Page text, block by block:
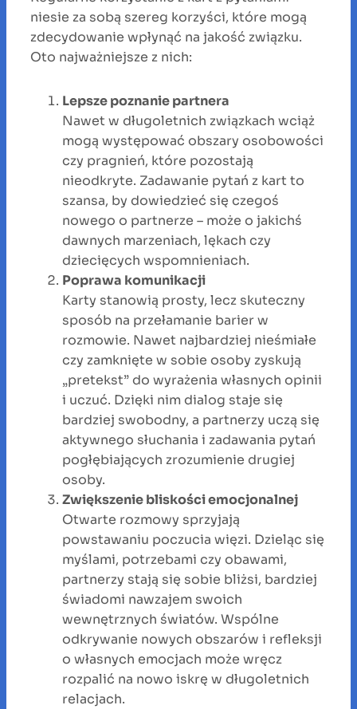
niesie za sobą szereg korzyści, które mogą
zdecydowanie wpłynąć na jakość związku.
Oto najważniejsze z nich:
Lepsze poznanie partnera
Nawet w długoletnich związkach wciąż
mogą występować obszary osobowości
czy pragnień, które pozostają
nieodkryte. Zadawanie pytań z kart to
szansa, by dowiedzieć się czegoś
nowego o partnerze – może o jakichś
dawnych marzeniach, lękach czy
dziecięcych wspomnieniach.
Poprawa komunikacji
Karty stanowią prosty, lecz skuteczny
sposób na przełamanie barier w
rozmowie. Nawet najbardziej nieśmiałe
czy zamknięte w sobie osoby zyskują
„pretekst” do wyrażenia własnych opinii
i uczuć. Dzięki nim dialog staje się
bardziej swobodny, a partnerzy uczą się
aktywnego słuchania i zadawania pytań
pogłębiających zrozumienie drugiej
osoby.
Zwiększenie bliskości emocjonalnej
Otwarte rozmowy sprzyjają
powstawaniu poczucia więzi. Dzieląc się
myślami, potrzebami czy obawami,
partnerzy stają się sobie bliżsi, bardziej
świadomi nawzajem swoich
wewnętrznych światów. Wspólne
odkrywanie nowych obszarów i refleksji
o własnych emocjach może wręcz
rozpalić na nowo iskrę w długoletnich
relacjach.